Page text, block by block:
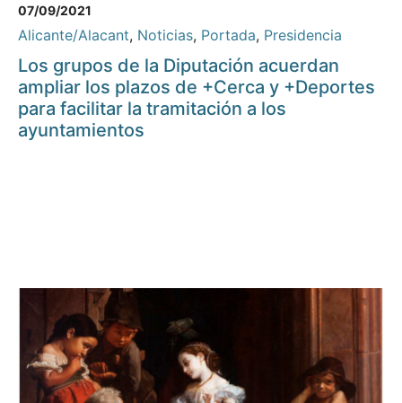
07/09/2021
Alicante/Alacant, Noticias, Portada, Presidencia
Los grupos de la Diputación acuerdan
ampliar los plazos de +Cerca y +Deportes
para facilitar la tramitación a los
ayuntamientos